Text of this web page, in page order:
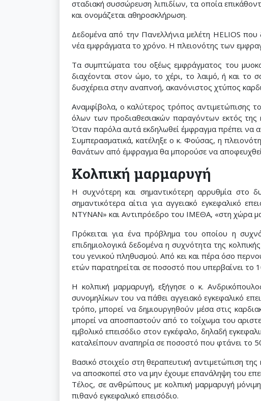
σταδιακή συσσώρευση λιπιδίων, τα οποία
και ονομάζεται αθηροσκλήρωση.
Δεδομένα από την Πανελλήνια μελέτη HELIOS που
νέα εμφράγματα το χρόνο. Η πλειονότης των
Τα συμπτώματα του οξέως εμφράγματος του
διαχέονται στον ώμο, το χέρι, το λαιμό, ή και το
δυσχέρεια στην αναπνοή, ακανόνιστος χτύπος
Αναμφίβολα, ο καλύτερος τρόπος αντιμετώπισης
όλων των προδιαθεσιακών παραγόντων εκτός
Όταν παρόλα αυτά εκδηλωθεί έμφραγμα πρέπει να
Συμπερασματικά, κατέληξε ο κ. Φούσας, η
θανάτων από έμφραγμα θα μπορούσε να αποφευχθεί
Κολπική μαρμαρυγή
Η συχνότερη και σημαντικότερη αρρυθμία στο
σημαντικότερα αίτια για αγγειακό εγκεφαλικό
ΝΤΥΝΑΝ» και Αντιπρόεδρο του ΙΜΕΘΑ, «στη χώρα
Πρόκειται για ένα πρόβλημα του οποίου η
επιδημιολογικά δεδομένα η συχνότητα της
του γενικού πληθυσμού. Από κει και πέρα όσο
ετών παρατηρείται σε ποσοστό που υπερβαίνει το
Η κολπική μαρμαρυγή, εξήγησε ο κ.
συνομηλίκων του να πάθει αγγειακό εγκεφαλικό
τρόπο, μπορεί να δημιουργηθούν μέσα στις
μπορεί να αποσπαστούν από το τοίχωμα του
εμβολικό επεισόδιο στον εγκέφαλο, δηλαδή
καταλείπουν αναπηρία σε ποσοστό που φτάνει το
Βασικό στοιχείο στη θεραπευτική αντιμετώπιση
να αποσκοπεί στο να μην έχουμε επανάληψη του
Τέλος, σε ανθρώπους με κολπική μαρμαρυγή
πιθανό εγκεφαλικό επεισόδιο.